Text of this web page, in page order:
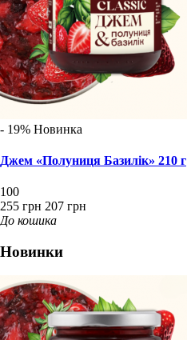
- 19% Новинка
Джем «Полуниця Базилік» 210 г
100
255 грн 207 грн
До кошика
Новинки